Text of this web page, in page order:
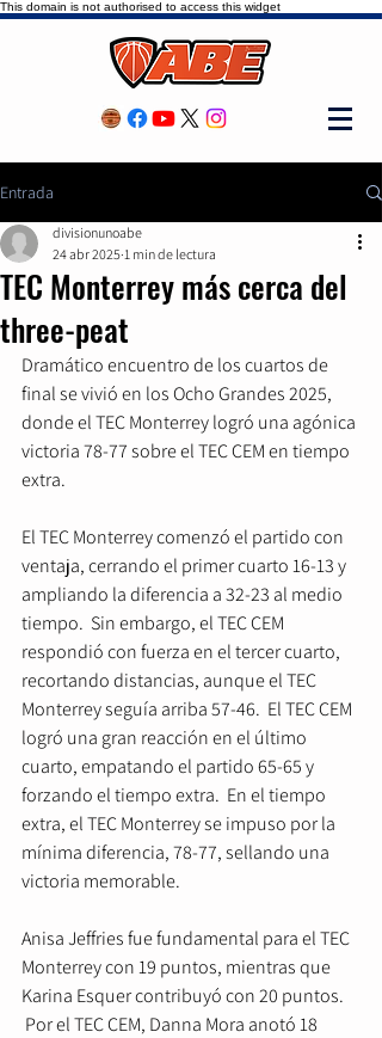
This domain is not authorised to access this widget
Entrada
TEC Monterrey más cerca del
three-peat
divisionunoabe
24 abr 2025 1 min de lectura
Dramático encuentro de los cuartos de
final se vivió en los Ocho Grandes 2025,
donde el TEC Monterrey logró una agónica
victoria 78-77 sobre el TEC CEM en tiempo
extra.
El TEC Monterrey comenzó el partido con
ventaja, cerrando el primer cuarto 16-13 y
ampliando la diferencia a 32-23 al medio
tiempo.  Sin embargo, el TEC CEM
respondió con fuerza en el tercer cuarto,
recortando distancias, aunque el TEC
Monterrey seguía arriba 57-46.  El TEC CEM
logró una gran reacción en el último
cuarto, empatando el partido 65-65 y
forzando el tiempo extra.  En el tiempo
extra, el TEC Monterrey se impuso por la
mínima diferencia, 78-77, sellando una
victoria memorable.
Anisa Jeffries fue fundamental para el TEC
Monterrey con 19 puntos, mientras que
Karina Esquer contribuyó con 20 puntos.
Por el TEC CEM, Danna Mora anotó 18